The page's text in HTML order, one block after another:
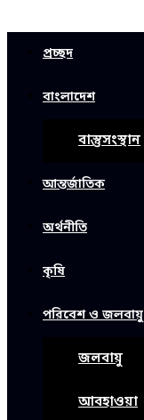
প্রচ্ছদ
বাংলাদেশ
বাস্তুসংস্থান
আন্তর্জাতিক
অর্থনীতি
কৃষি
পরিবেশ ও জলবায়ু
জলবায়ু
আবহাওয়া